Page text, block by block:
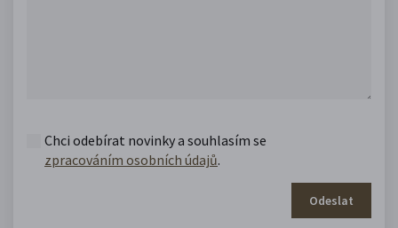
Chci odebírat novinky a souhlasím se
zpracováním osobních údajů.
Odeslat